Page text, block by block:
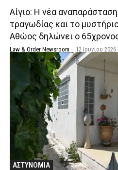
Αίγιο: Η νέα
τραγωδίας και το
Αθώος δηλώνει ο
Law & Order Newsroom - 12 Ιουνίου 2026
ΑΣΤΥΝΟΜΙΑ